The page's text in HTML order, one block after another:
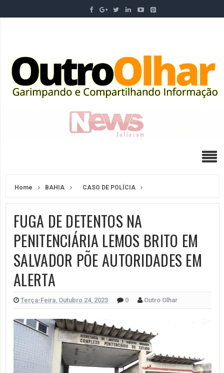
Home BAHIA CASO DE POLÍCIA
FUGA DE DETENTOS NA
PENITENCIÁRIA LEMOS BRITO EM
SALVADOR PÕE AUTORIDADES EM
ALERTA
Terça-Feira, Outubro 24, 2023 0 Outro Olhar